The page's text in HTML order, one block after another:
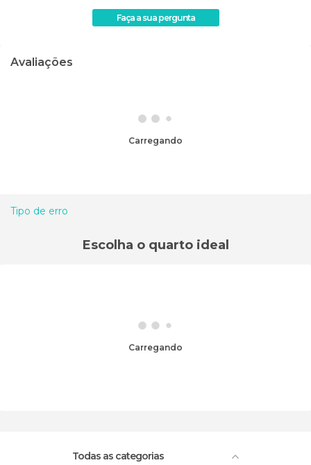
Faça a sua pergunta
Avaliações
Carregando
Tipo de erro
Escolha o quarto ideal
Carregando
Todas as categorias